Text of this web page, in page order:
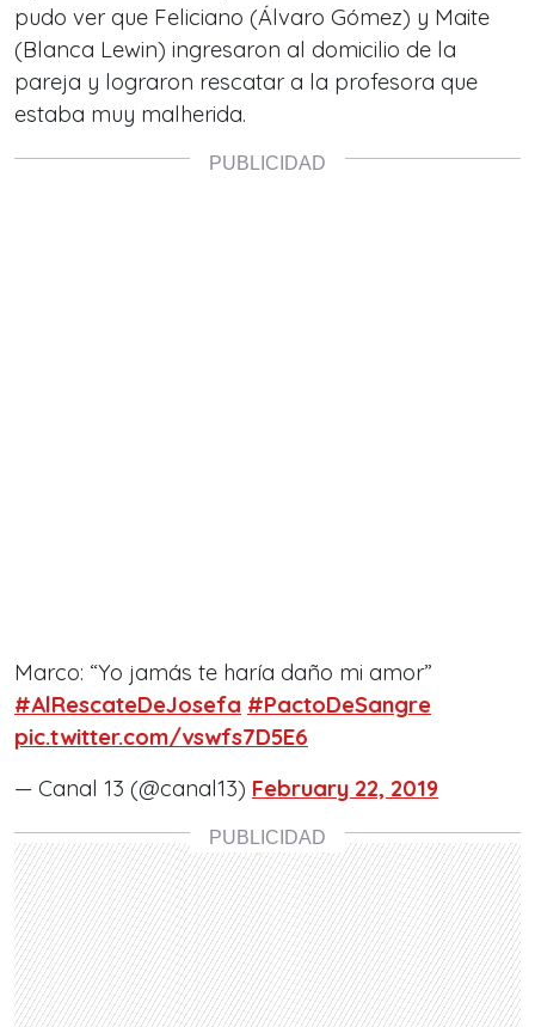
pudo ver que Feliciano (Álvaro Gómez) y Maite
(Blanca Lewin) ingresaron al domicilio de la
pareja y lograron rescatar a la profesora que
estaba muy malherida.
Marco: “Yo jamás te haría daño mi amor”
#AlRescateDeJosefa #PactoDeSangre
pic.twitter.com/vswfs7D5E6
— Canal 13 (@canal13) February 22, 2019